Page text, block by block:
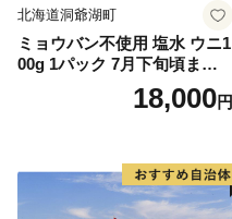
北海道洞爺湖町
ミョウバン不使用 塩水 ウニ1
00g 1パック 7月下旬頃まで
お届け [水揚げ後 順次出荷]
キタムラサキウニ うに ウニ
送料無料 北海道 洞爺湖
18,000円